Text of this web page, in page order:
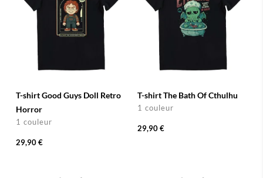
T-shirt Good Guys Doll Retro
Horror
1 couleur
29,90 €
T-shirt The Bath Of Cthulhu
1 couleur
29,90 €